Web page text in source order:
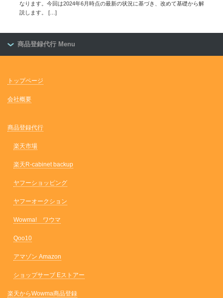
なります。今回は2024年6月時点の最新の状況に基づき、改めて基礎から解
説します。
[…]
商品登録代行 Menu
トップページ
会社概要
商品登録代行
楽天市場
楽天R-cabinet backup
ヤフーショッピング
ヤフーオークション
Wowma! ワウマ
Qoo10
アマゾン Amazon
ショップサーブ Eストアー
楽天からWowma商品登録